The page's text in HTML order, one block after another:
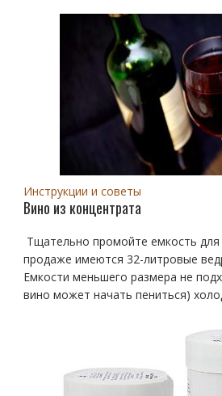
Инструкции и советы
Вино из концентрата
Тщательно промойте емкость
продаже имеются 32-литровые
Емкости меньшего размера не
вино может начать пениться)